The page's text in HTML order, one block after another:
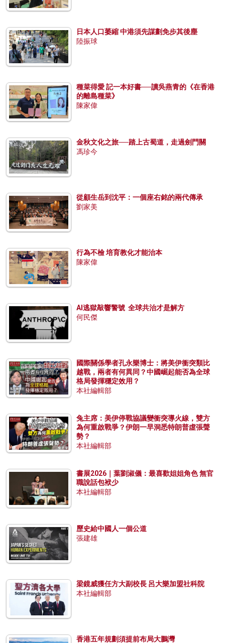
日本人口萎縮 中港須先謀劃免步其後塵
陸振球
種菜得愛 記一本好書──讀吳燕青的《在香港
的離島種菜》
陳家偉
金秋文化之旅──踏上古蜀道，走過劍門關
馮珍今
從顧生岳到沈平：一個座右銘的兩代傳承
劉家美
行為不檢 培育教化才能治本
陳家偉
AI逃獄敲響警號 全球共治才是解方
何民傑
國際關係學者孔永樂博士：將美伊衝突類比
越戰，兩者有何異同？中國崛起能否為全球
格局發揮穩定效用？
本社編輯部
兔主席：美伊停戰協議變衝突導火線，雙方
為何重啟戰爭？伊朗一早洞悉特朗普虛張聲
勢？
本社編輯部
書展2026｜葉劉淑儀：最喜歡姐姐角色 無官
職說話包袱少
本社編輯部
歷史給中國人一個公道
張建雄
梁鏡威獲任方大副校長 呂大樂加盟社科院
本社編輯部
香港五年規劃須提前布局大鵬灣